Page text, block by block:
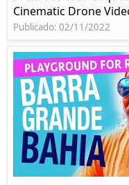
Cinematic Drone
Publicado: 02/11/2022